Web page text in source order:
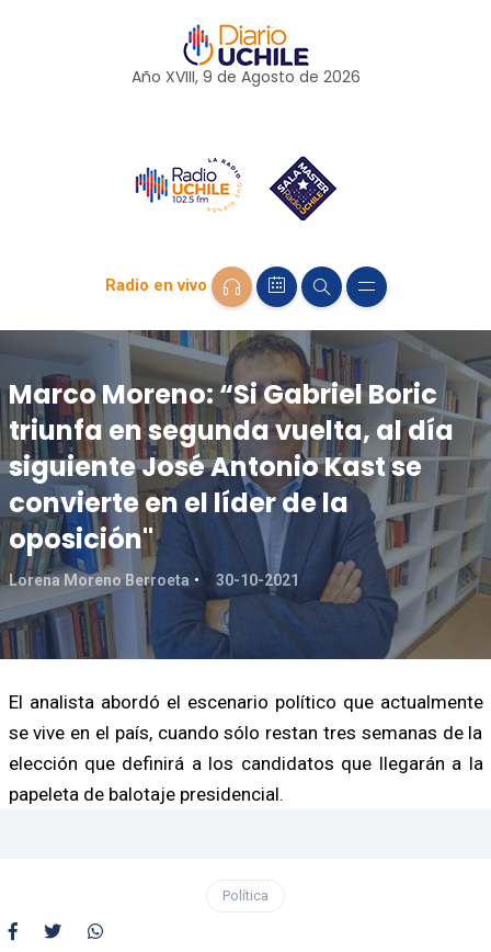
Año XVIII, 9 de Agosto de 2026
Radio en vivo
Marco Moreno: “Si Gabriel Boric
triunfa en segunda vuelta, al día
siguiente José Antonio Kast se
convierte en el líder de la
oposición"
Lorena Moreno Berroeta 30-10-2021
El analista abordó el escenario político que actualmente
se vive en el país, cuando sólo restan tres semanas de la
elección que definirá a los candidatos que llegarán a la
papeleta de balotaje presidencial.
Política